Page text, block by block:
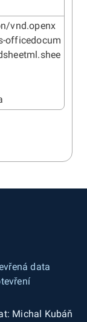
vnd.openx
officedocum
data
Michal Kubáň